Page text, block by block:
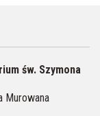
św. Szymona
Murowana